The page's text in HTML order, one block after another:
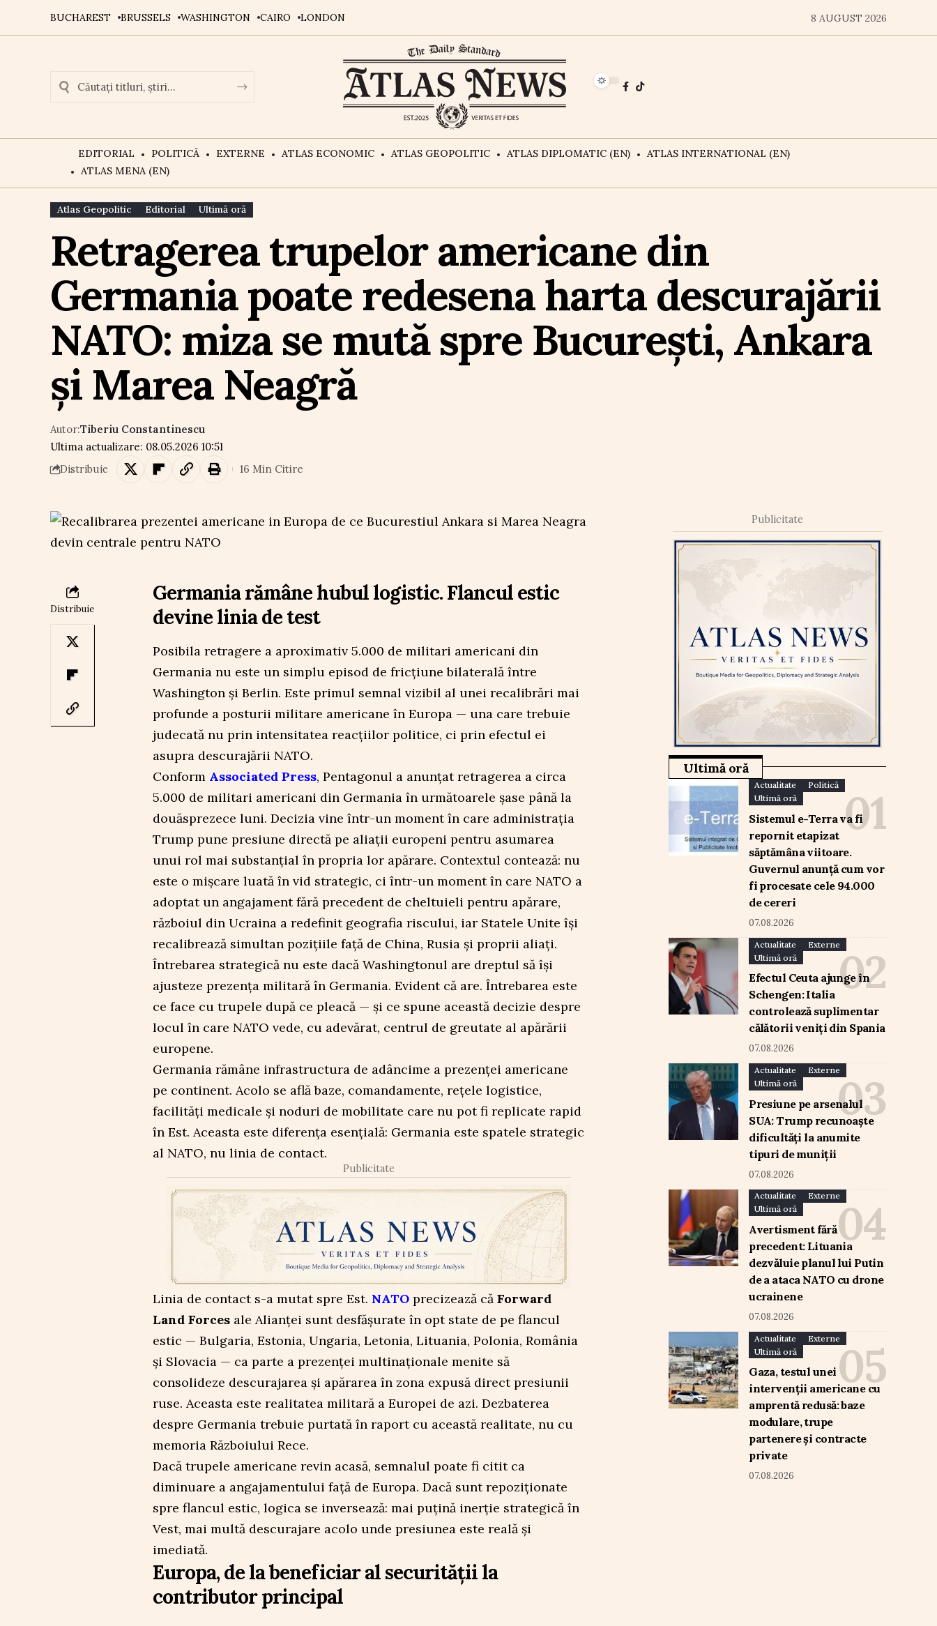
BUCHAREST BRUSSELS WASHINGTON CAIRO LONDON 8 AUGUST 2026
EDITORIAL POLITICĂ EXTERNE ATLAS ECONOMIC ATLAS GEOPOLITIC ATLAS DIPLOMATIC (EN)
ATLAS INTERNATIONAL (EN)
ATLAS MENA (EN)
Atlas Geopolitic Editorial Ultimă oră
Retragerea trupelor americane din
Germania poate redesena harta descurajării
NATO: miza se mută spre București, Ankara
și Marea Neagră
Ultima actualizare: 08.05.2026 10:51
Autor:Tiberiu Constantinescu
Distribuie 16 Min Citire
Distribuie
Germania rămâne hubul logistic. Flancul estic
devine linia de test
Posibila retragere a aproximativ 5.000 de militari americani din
Germania nu este un simplu episod de fricțiune bilaterală între
Washington și Berlin. Este primul semnal vizibil al unei recalibrări mai
profunde a posturii militare americane în Europa — una care trebuie
judecată nu prin intensitatea reacțiilor politice, ci prin efectul ei
asupra descurajării NATO.
Conform Associated Press, Pentagonul a anunțat retragerea a circa
5.000 de militari americani din Germania în următoarele șase până la
douăsprezece luni. Decizia vine într-un moment în care administrația
Trump pune presiune directă pe aliații europeni pentru asumarea
unui rol mai substanțial în propria lor apărare. Contextul contează: nu
este o mișcare luată în vid strategic, ci într-un moment în care NATO a
adoptat un angajament fără precedent de cheltuieli pentru apărare,
războiul din Ucraina a redefinit geografia riscului, iar Statele Unite își
recalibrează simultan pozițiile față de China, Rusia și proprii aliați.
Întrebarea strategică nu este dacă Washingtonul are dreptul să își
ajusteze prezența militară în Germania. Evident că are. Întrebarea este
ce face cu trupele după ce pleacă — și ce spune această decizie despre
locul în care NATO vede, cu adevărat, centrul de greutate al apărării
europene.
Germania rămâne infrastructura de adâncime a prezenței americane
pe continent. Acolo se află baze, comandamente, rețele logistice,
facilități medicale și noduri de mobilitate care nu pot fi replicate rapid
în Est. Aceasta este diferența esențială: Germania este spatele strategic
al NATO, nu linia de contact.
Publicitate
Linia de contact s-a mutat spre Est. NATOprecizează că Forward
Land Forcesale Alianței sunt desfășurate în opt state de pe flancul
estic — Bulgaria, Estonia, Ungaria, Letonia, Lituania, Polonia, România
și Slovacia — ca parte a prezenței multinaționale menite să
consolideze descurajarea și apărarea în zona expusă direct presiunii
ruse. Aceasta este realitatea militară a Europei de azi. Dezbaterea
despre Germania trebuie purtată în raport cu această realitate, nu cu
memoria Războiului Rece.
Dacă trupele americane revin acasă, semnalul poate fi citit ca
diminuare a angajamentului față de Europa. Dacă sunt repoziționate
spre flancul estic, logica se inversează: mai puțină inerție strategică în
Vest, mai multă descurajare acolo unde presiunea este reală și
imediată.
Europa, de la beneficiar al securității la
contributor principal
Publicitate
Ultimă oră
Actualitate
Politică
Ultimă oră
Sistemul e-Terra va fi
repornit etapizat
săptămâna viitoare.
Guvernul anunță cum vor
fi procesate cele 94.000
de cereri
07.08.2026
Actualitate
Externe
Ultimă oră
Efectul Ceuta ajunge în
Schengen: Italia
controlează suplimentar
călătorii veniți din Spania
07.08.2026
Actualitate
Externe
Ultimă oră
Presiune pe arsenalul
SUA: Trump recunoaște
dificultăți la anumite
tipuri de muniții
07.08.2026
Actualitate
Externe
Ultimă oră
Avertisment fără
precedent: Lituania
dezvăluie planul lui Putin
de a ataca NATO cu drone
ucrainene
07.08.2026
Actualitate
Externe
Ultimă oră
Gaza, testul unei
intervenții americane cu
amprentă redusă: baze
modulare, trupe
partenere și contracte
private
07.08.2026